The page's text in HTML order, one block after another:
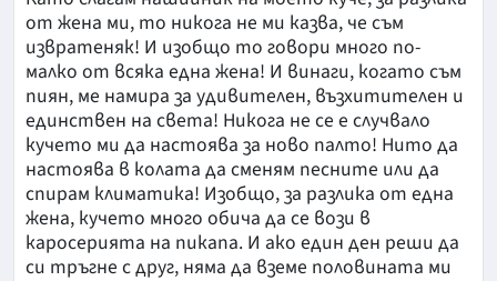
от жена ми, то никога не ми казва, че съм
извратеняк! И изобщо то говори много по-
малко от всяка една жена! И винаги, когато съм
пиян, ме намира за удивителен, възхитителен и
единствен на света! Никога не се е случвало
кучето ми да настоява за ново палто! Нито да
настоява в колата да сменям песните или да
спирам климатика! Изобщо, за разлика от една
жена, кучето много обича да се вози в
каросерията на пикапа. И ако един ден реши да
си тръгне с друг, няма да вземе половината ми